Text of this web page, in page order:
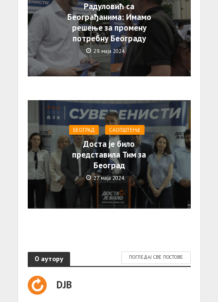
Радуловић са
Београђанима: Имамо
решење за промену
потребну Београду
29. маја 2024.
БЕОГРАД САОПШТЕЊE
Доста је било
представила Тим за
Београд
27. маја 2024.
О аутору ПОГЛЕДАЈ СВЕ ПОСТОВЕ
DJB